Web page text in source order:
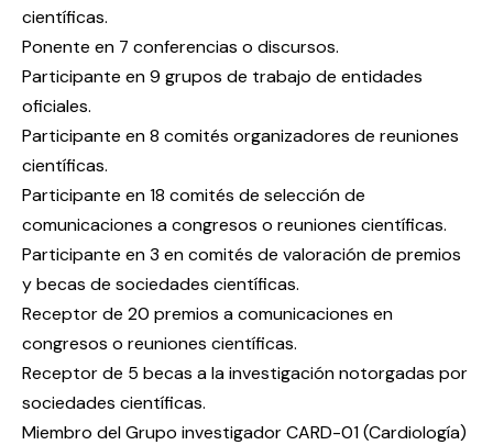
científicas.
Ponente en 7 conferencias o discursos.
Participante en 9 grupos de trabajo de entidades
oficiales.
Participante en 8 comités organizadores de reuniones
científicas.
Participante en 18 comités de selección de
comunicaciones a congresos o reuniones científicas.
Participante en 3 en comités de valoración de premios
y becas de sociedades científicas.
Receptor de 20 premios a comunicaciones en
congresos o reuniones científicas.
Receptor de 5 becas a la investigación notorgadas por
sociedades científicas.
Miembro del Grupo investigador CARD-01 (Cardiología)